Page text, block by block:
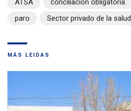
ATSA conciliación obligatoria
paro
Sector privado de la salud
MÁS LEIDAS